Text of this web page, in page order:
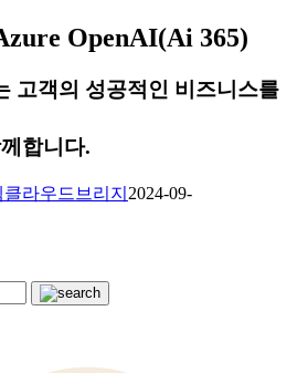
OpenAI(Ai 365)
고객의 성공적인 비즈니스를
합니다.
클라우드브리지 2024-09-